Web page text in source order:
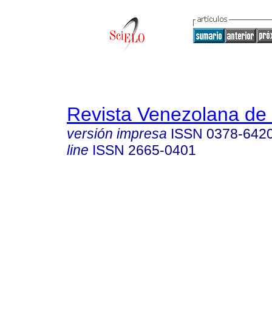
Revista Venezolana
versión impresa ISSN 0378-
line ISSN 2665-0401